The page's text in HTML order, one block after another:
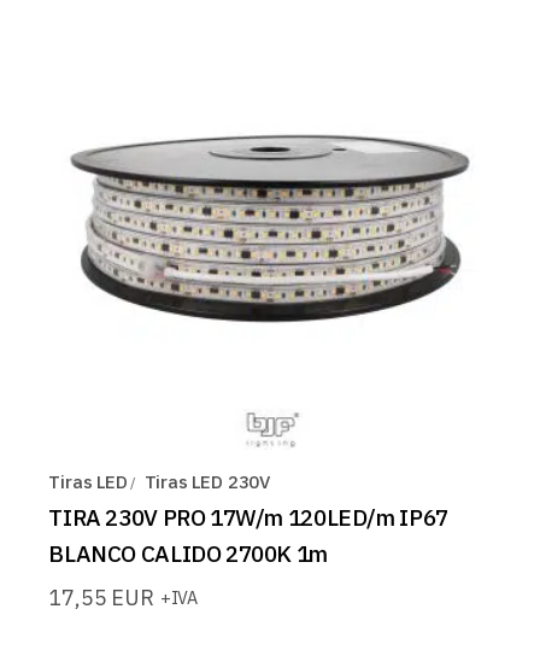
Tiras LED Tiras LED 230V
TIRA 230V PRO 17W/m 120LED/m IP67
BLANCO CALIDO 2700K 1m
17,55 EUR +IVA